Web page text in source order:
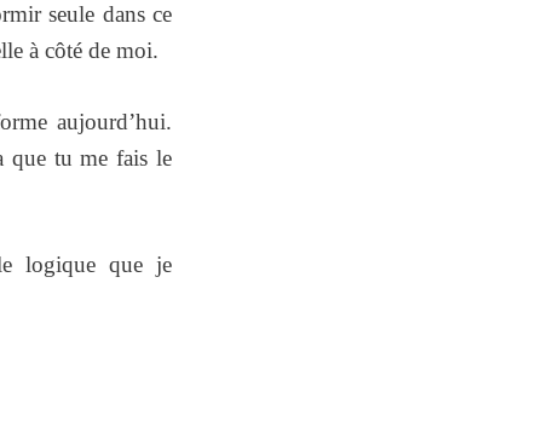
seule dans ce
à côté de moi.
aujourd’hui.
que tu me fais le
logique que je